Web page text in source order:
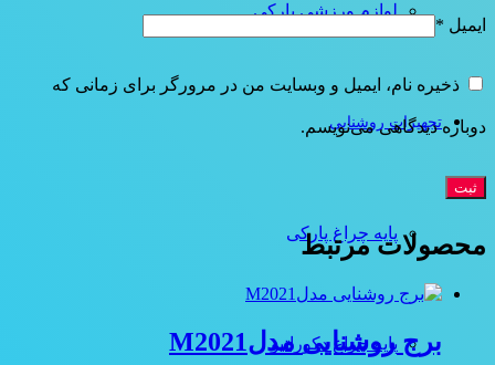
لوازم ورزشی پارکی
تجهیزات روشنایی
پایه چراغ پارکی
پایه چراغ دکوراتیو
ایمیل *
ذخیره نام، ایمیل و وبسایت من در مرورگر برای زمانی که
دوباره دیدگاهی می‌نویسم.
محصولات مرتبط
برج روشنایی مدلM2021